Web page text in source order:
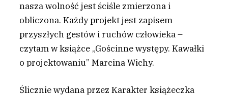
nasza wolność jest ściśle zmierzona i
obliczona. Każdy projekt jest zapisem
przyszłych gestów i ruchów człowieka –
czytam w książce „Gościnne występy. Kawałki
o projektowaniu” Marcina Wichy.
Ślicznie wydana przez Karakter książeczka